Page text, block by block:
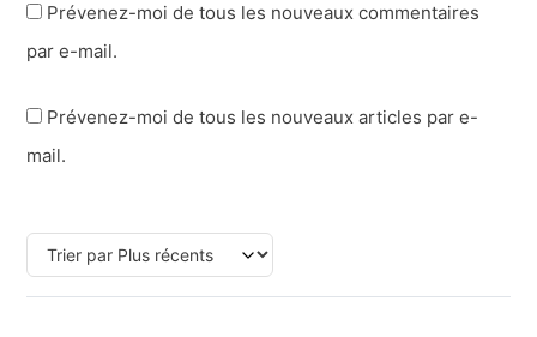
Prévenez-moi de tous les nouveaux commentaires
par e-mail.
Prévenez-moi de tous les nouveaux articles par e-
mail.